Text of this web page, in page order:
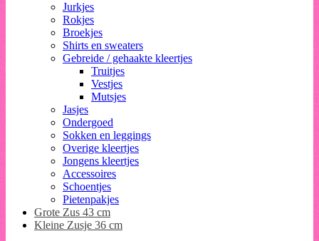
Jurkjes
Rokjes
Broekjes
Shirts en sweaters
Gebreide / gehaakte kleertjes
Truitjes
Vestjes
Mutsjes
Jasjes
Ondergoed
Sokken en leggings
Overige kleertjes
Jongens kleertjes
Accessoires
Schoentjes
Pietenpakjes
Grote Zus 43 cm
Kleine Zusje 36 cm